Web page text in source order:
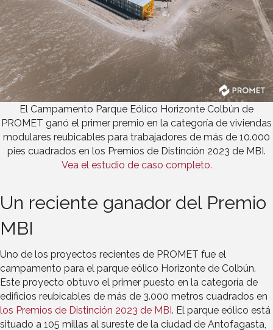
El Campamento Parque Eólico Horizonte Colbún de
PROMET ganó el primer premio en la categoría de viviendas
modulares reubicables para trabajadores de más de 10.000
pies cuadrados en los Premios de Distinción 2023 de MBI.
Vea el estudio de caso completo.
Un reciente ganador del Premio
MBI
Uno de los proyectos recientes de PROMET fue el
campamento para el parque eólico Horizonte de Colbún.
Este proyecto obtuvo el primer puesto en la categoría de
edificios reubicables de más de 3.000 metros cuadrados en
los Premios de Distinción 2023 de MBI. El parque eólico está
situado a 105 millas al sureste de la ciudad de Antofagasta,